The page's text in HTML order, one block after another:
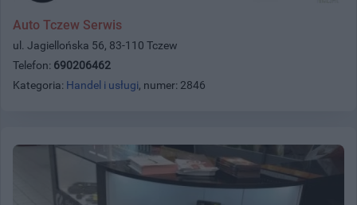
Auto Tczew Serwis
ul. Jagiellońska 56, 83-110 Tczew
Telefon: 690206462
Kategoria: Handel i usługi, numer: 2846